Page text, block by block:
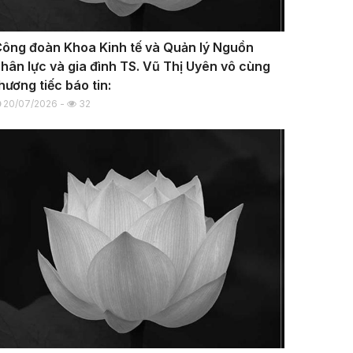
đoàn Khoa Kinh tế và Quản lý Nguồn
lực và gia đình TS. Vũ Thị Uyên vô cùng
tiếc báo tin:
20/07/2026 - 32